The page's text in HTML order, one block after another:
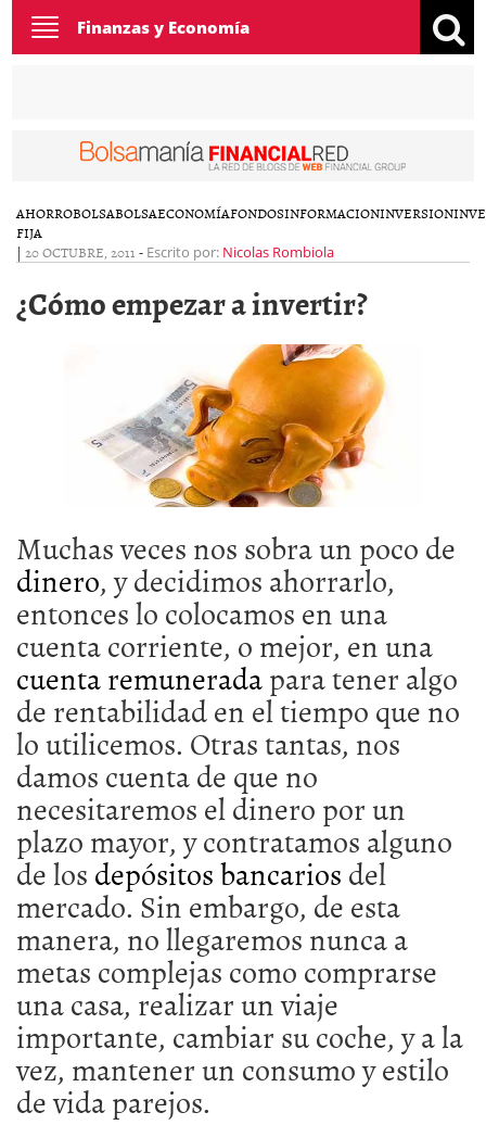
Toggle
navigation
Finanzas y Economía
AHORROBOLSABOLSAECONOMÍAFONDOSINFORMACIONINVERSION
FIJA
| 20 OCTUBRE, 2011 - Escrito por: Nicolas Rombiola
¿Cómo empezar a invertir?
Muchas veces nos sobra un poco de
dinero, y decidimos ahorrarlo,
entonces lo colocamos en una
cuenta corriente, o mejor, en una
cuenta remuneradapara tener algo
de rentabilidad en el tiempo que no
lo utilicemos. Otras tantas, nos
damos cuenta de que no
necesitaremos el dinero por un
plazo mayor, y contratamos alguno
de losdepósitos bancariosdel
mercado. Sin embargo, de esta
manera, no llegaremos nunca a
metas complejas como comprarse
una casa, realizar un viaje
importante, cambiar su coche, y a la
vez, mantener un consumo y estilo
de vida parejos.